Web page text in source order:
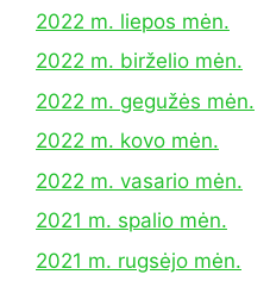
2022 m. liepos mėn.
2022 m. birželio mėn.
2022 m. gegužės mėn.
2022 m. kovo mėn.
2022 m. vasario mėn.
2021 m. spalio mėn.
2021 m. rugsėjo mėn.